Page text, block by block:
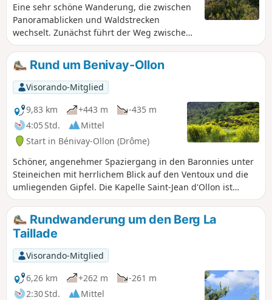
Eine sehr schöne Wanderung, die zwischen
Panoramablicken und Waldstrecken
wechselt. Zunächst führt der Weg zwischen
Obstbäumen und Weinbergen hindurch,
dann durch hügeliges Gelände mit
außergewöhnlichen Ausblicken – Sie werden
die Anstrengungen, die Sie für diese
Wanderung auf sich genommen haben,
nicht bereuen.
Rund um Benivay-Ollon
Visorando-Mitglied
9,83 km
+443 m
-435 m
4:05 Std.
Mittel
Start in Bénivay-Ollon (Drôme)
Schöner, angenehmer Spaziergang in den Baronnies unter
Steineichen mit herrlichem Blick auf den Ventoux und die
umliegenden Gipfel. Die Kapelle Saint-Jean d'Ollon ist
wirklich einen Abstecher wert.
Rundwanderung um den Berg La
Taillade
Visorando-Mitglied
6,26 km
+262 m
-261 m
2:30 Std.
Mittel